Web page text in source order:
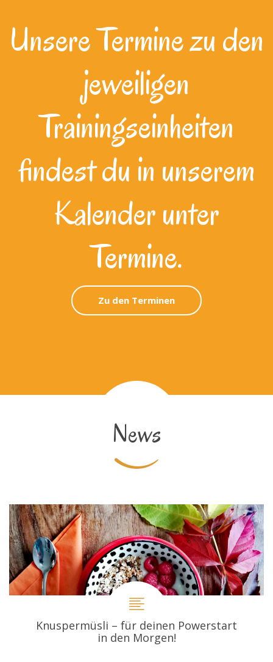
Unsere Termine zu den
jeweiligen
Trainingseinheiten
findest du in unserem
Kalender unter
Termine.
Zu den Terminen
News
Knuspermüsli – für deinen Powerstart
in den Morgen!